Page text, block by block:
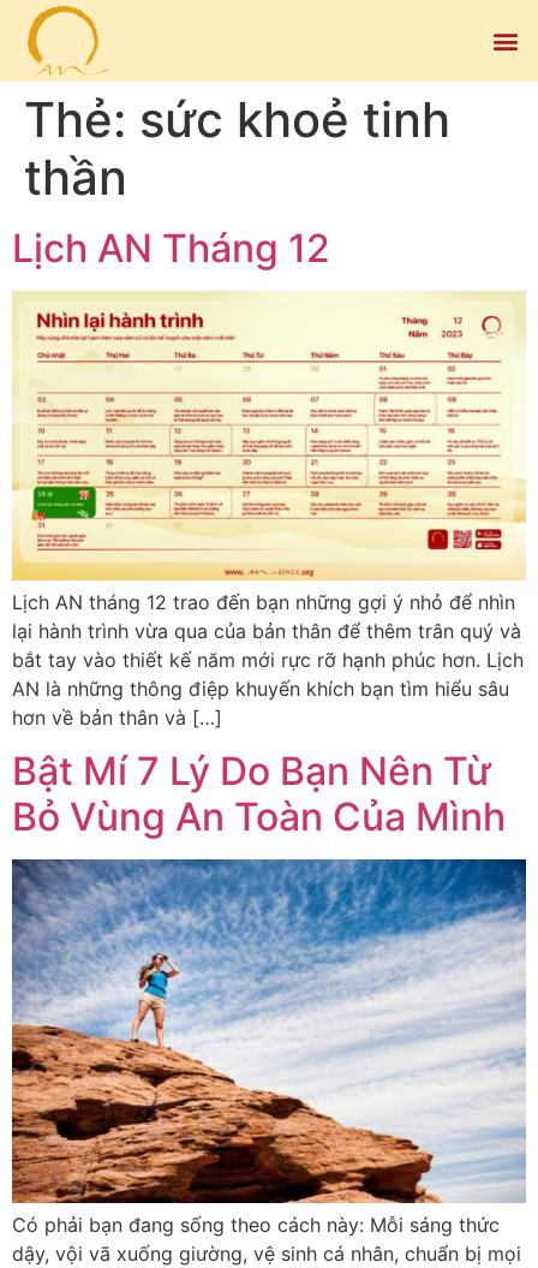
Thẻ: sức khoẻ tinh
thần
Lịch AN Tháng 12
Lịch AN tháng 12 trao đến bạn những gợi ý nhỏ để nhìn
lại hành trình vừa qua của bản thân để thêm trân quý và
bắt tay vào thiết kế năm mới rực rỡ hạnh phúc hơn. Lịch
AN là những thông điệp khuyến khích bạn tìm hiểu sâu
hơn về bản thân và […]
Bật Mí 7 Lý Do Bạn Nên Từ
Bỏ Vùng An Toàn Của Mình
Có phải bạn đang sống theo cách này: Mỗi sáng thức
dậy, vội vã xuống giường, vệ sinh cá nhân, chuẩn bị mọi